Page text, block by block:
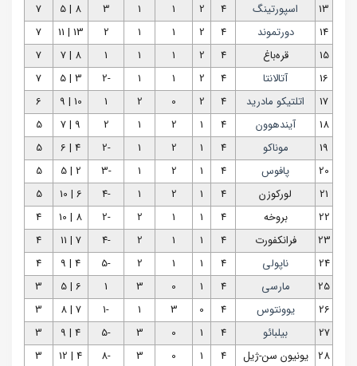
13
اسپورتینگ 4
2
1
1
3
8 | 5
7
14
دورتموند 4
2
1
1
2
13 | 11
7
15
قره‌باغ 4
2
1
1
1
8 | 7
7
16
آتالانتا 4
2
1
1
-2
3 | 5
7
17
اتلتیکو مادرید 4
2
0
2
1
10 | 9
6
18
آیندهوون 4
1
2
1
2
9 | 7
5
19
موناکو 4
1
2
1
-2
4 | 6
5
20
پافوس 4
1
2
1
-3
2 | 5
5
21
لورکوزن 4
1
2
1
-4
6 | 10
5
22
بروخه 4
1
1
2
-2
8 | 10
4
23
فرانکفورت 4
1
1
2
-4
7 | 11
4
24
ناپولی 4
1
1
2
-5
4 | 9
4
25
مارسی 4
1
0
3
1
6 | 5
3
26
یوونتوس 4
0
3
1
-1
7 | 8
3
27
بیلبائو 4
1
0
3
-5
4 | 9
3
28 یونیون سن-ژیل 4
1
0
3
-8
4 | 12
3